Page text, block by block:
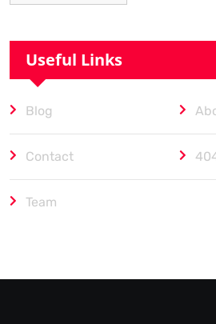
Useful Links
Blog
Contact
Team